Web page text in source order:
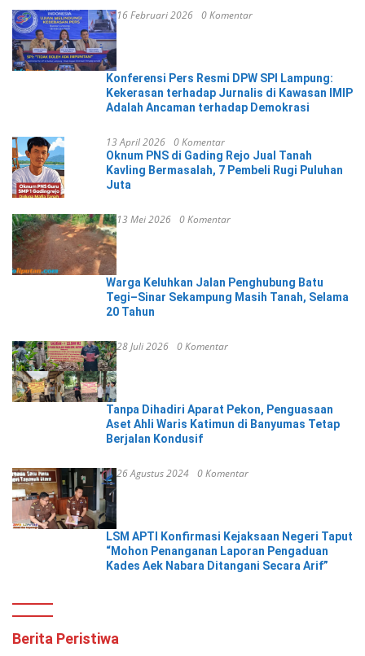
16 Februari 2026 0 Komentar
Konferensi Pers Resmi DPW SPI Lampung:
Kekerasan terhadap Jurnalis di Kawasan IMIP
Adalah Ancaman terhadap Demokrasi
13 April 2026 0 Komentar
Oknum PNS di Gading Rejo Jual Tanah
Kavling Bermasalah, 7 Pembeli Rugi Puluhan
Juta
13 Mei 2026 0 Komentar
Warga Keluhkan Jalan Penghubung Batu
Tegi–Sinar Sekampung Masih Tanah, Selama
20 Tahun
28 Juli 2026 0 Komentar
Tanpa Dihadiri Aparat Pekon, Penguasaan
Aset Ahli Waris Katimun di Banyumas Tetap
Berjalan Kondusif
26 Agustus 2024 0 Komentar
LSM APTI Konfirmasi Kejaksaan Negeri Taput
“Mohon Penanganan Laporan Pengaduan
Kades Aek Nabara Ditangani Secara Arif”
Berita Peristiwa